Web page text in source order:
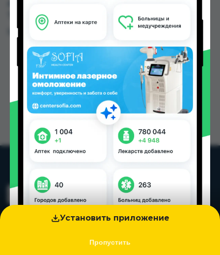
Установить приложение
Пропустить
TJS в Душанбе и других городах Таджикистана
Цена: от69.00 TJS